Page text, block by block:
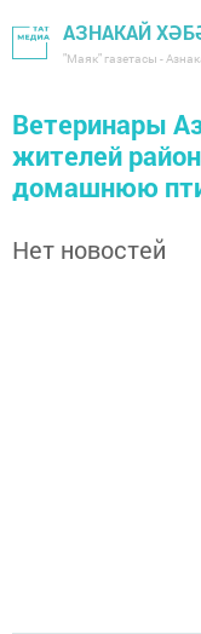
АЗНАКАЙ
"Маяк" газетасы -
Ветеринары
жителей
домашнюю
Нет новостей